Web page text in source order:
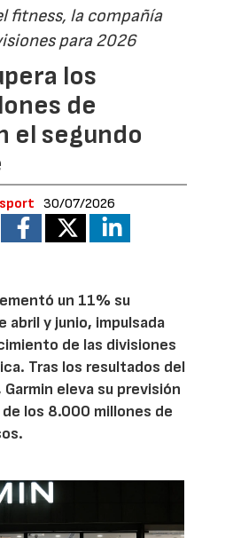
fitness, la compañía
para 2026
los
de
el segundo
30/07/2026
un 11% su
y junio, impulsada
de las divisiones
Tras los resultados del
eleva su previsión
los 8.000 millones de